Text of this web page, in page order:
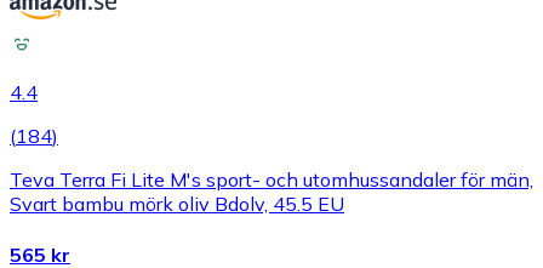
4.4
(184)
Teva Terra Fi Lite M's sport- och utomhussandaler för män,
Svart bambu mörk oliv Bdolv, 45.5 EU
565 kr